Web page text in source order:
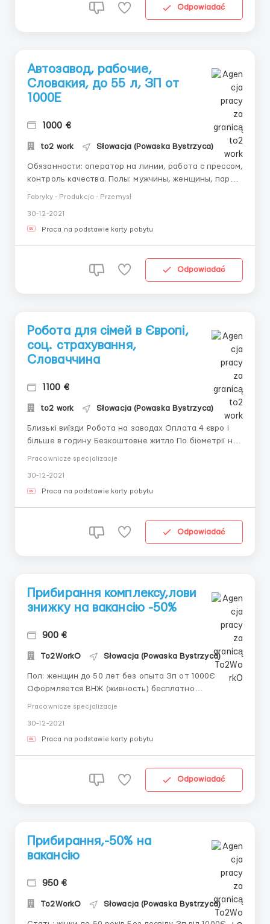
Odpowiadać
Автозавод, рабочие,
Словакия, до 55 л, ЗП от
1000Е
1000 €
to2 work Słowacja (Powaska Bystrzyca)
Обязанности: оператор на линии, работа с прессом,
контроль качества. Полы: мужчины, женщины, пари
часов + часы Жилье: платное, 2-3 человека в
комнате. Детали по номеру: +38096545...
Fabryky - Produkcja - Przemysł
30-12-2021
Praca na podstawie karty pobytu
Odpowiadać
Робота для сімей в Європі,
соц. страхування,
Словаччина
1100 €
to2 work Słowacja (Powaska Bystrzyca)
Близькі виїзди Робота на заводах Оплата 4 євро і
більше в годину Безкоштовне житло По біометрії на
судимості апостильована) Гарантуємо офіційне
Pracownicze specjalizacje
30-12-2021
Praca na podstawie karty pobytu
Odpowiadać
Прибирання комплексу,лови
знижку на вакансію -50%
900 €
To2WorkO Słowacja (Powaska Bystrzyca)
Пол: женщин до 50 лет без опыта Зп от 1000Є
Оформляется ВНЖ (живность) бесплатно
Биометрический паспорт без действующих виз.
Справка об отсутствии судимости с апостилем.
Pracownicze specjalizacje
30-12-2021
Praca na podstawie karty pobytu
Odpowiadać
Прибирання,-50% на
вакансію
950 €
To2WorkO Słowacja (Powaska Bystrzyca)